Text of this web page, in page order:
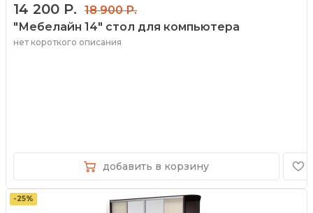
14 200 Р.
18 900 Р.
"Мебелайн 14" стол для компьютера
нет короткого описания
добавить в корзину
-25%